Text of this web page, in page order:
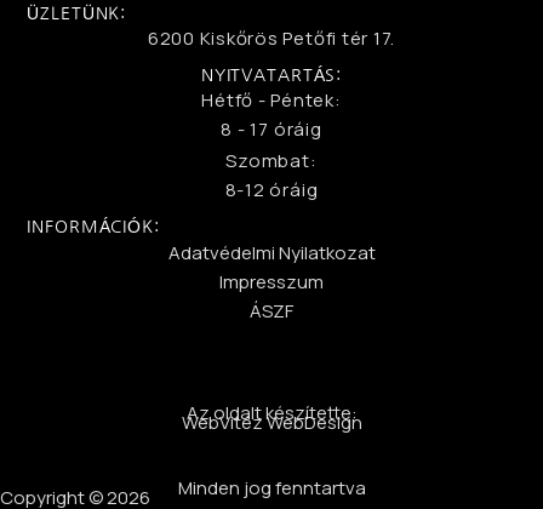
ÜZLETÜNK:
6200 Kiskőrös Petőfi tér 17.
NYITVATARTÁS:
Hétfő - Péntek:
8 - 17 óráig
Szombat:
8-12 óráig
INFORMÁCIÓK:
Adatvédelmi Nyilatkozat
Impresszum
ÁSZF
Az oldalt készítette:
WebVitéz WebDesign
Minden jog fenntartva
Copyright © 2026